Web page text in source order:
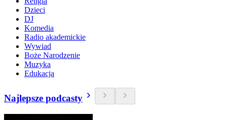
Dzieci
DJ
Komedia
Radio akademickie
Wywiad
Boże Narodzenie
Muzyka
Edukacja
Najlepsze podcasty